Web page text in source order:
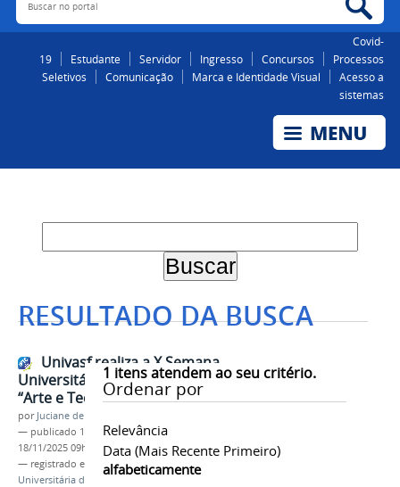
Covid-
19
Estudante Servidor Ingresso Concursos
Processos
Seletivos
Comunicação Marca e Identidade Visual
Acesso a
sistemas
RESULTADO DA BUSCA
1 itens atendem ao seu critério.
Ordenar por
Relevância
Data (mais Recente Primeiro)
alfabeticamente
Univasf realiza a X Semana
Universitária de Artes com o tema
“Arte e Tecnologia”
por Juciane de Jesus Aleixo
— publicado 17/11/2025—última modificação
18/11/2025 09h12
— registrado em:
Artes Visuais
Semana
Universitária de Artes